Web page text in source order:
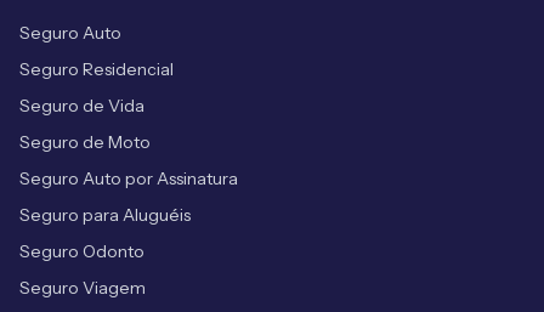
Seguro Auto
Seguro Residencial
Seguro de Vida
Seguro de Moto
Seguro Auto por Assinatura
Seguro para Aluguéis
Seguro Odonto
Seguro Viagem